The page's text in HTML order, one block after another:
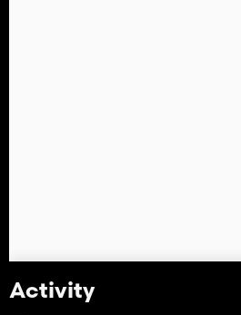
Activity